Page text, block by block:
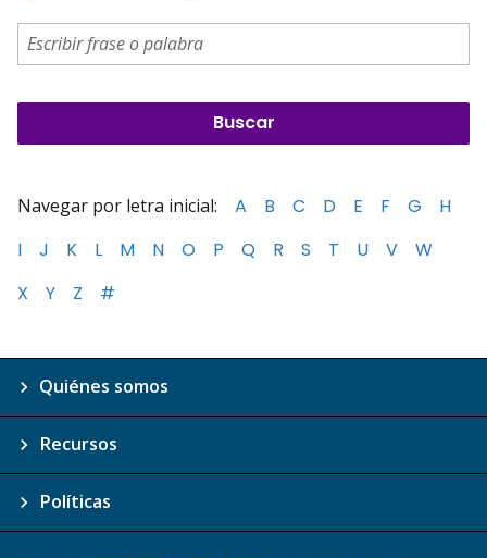
Navegar por letra inicial: A B C D E F G
H
I
J K L M N O P Q R S T U V
W
X
Y Z #
Quiénes somos
Recursos
Políticas